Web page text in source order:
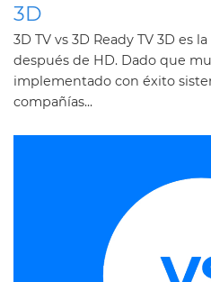
3D
3D TV vs 3D Ready TV 3D es
después de HD. Dado que
implementado con éxito
compañías...